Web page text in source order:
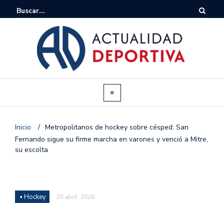
Inicio / Metropolitanos de hockey sobre césped: San
Fernando sigue su firme marcha en varones y venció a Mitre,
su escolta
▪ Hockey 20 abril, 2026